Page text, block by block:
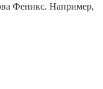
Феникс. Например,